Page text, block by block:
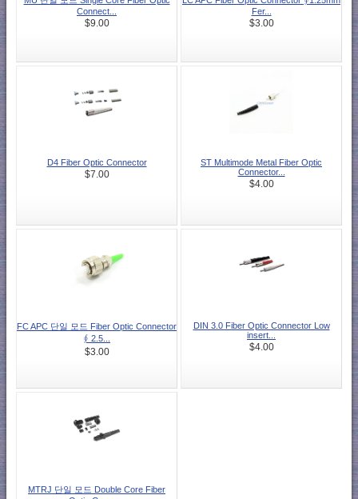
Connect...
$9.00
Fer...
$3.00
D4 Fiber Optic Connector
$7.00
ST Multimode Metal Fiber Optic
Connector...
$4.00
FC APC 단일 모드 Fiber Optic Connector
∮ 2.5...
$3.00
DIN 3.0 Fiber Optic Connector Low
insert...
$4.00
MTRJ 단일 모드 Double Core Fiber